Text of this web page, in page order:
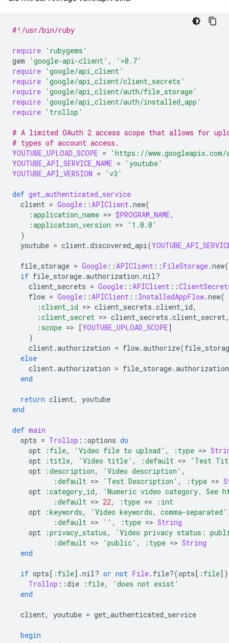
#!/usr/bin/ruby
require 'rubygems'
gem
'google-api-client' ,
'>0.7'
require 'google/api_client'
require 'google/api_client/client_secrets'
require 'google/api_client/auth/file_storage'
require 'google/api_client/auth/installed_app'
require 'trollop'
# A limited OAuth 2 access scope that allows for
# types of account access.
YOUTUBE_UPLOAD_SCOPE =
'https://
YOUTUBE_API_SERVICE_NAME =
'youtube'
YOUTUBE_API_VERSION = 'v3'
def get_authenticated_service
client = Google ::APIClient.new(
:application_name => $PROGRAM_NAME,
:application_version =>
'1.0.0'
)
youtube = client.discovered_api(
file_storage = Google ::APIClient :: FileStorage.new(
if file_storage.authorization .nil?
client_secrets = Google ::APIClient ::
flow = Google ::APIClient :: InstalledAppFlow.new(
:client_id => client_secrets .client_id,
:client_secret => client_secrets .client_secret,
:scope => [YOUTUBE_UPLOAD_SCOPE]
)
client.authorization = flow.authorize(
else
client.authorization = file_storage.authorization
end
return client,
youtube
end
def main
opts = Trollop ::options do
opt
:file, 'Video file to upload' , :type =>
opt
:title, 'Video title' , :default =>
'Test
opt
:description, 'Video description' ,
:default => 'Test Description' , :type =>
opt
:category_id,
'Numeric video category. See
:default => 22, :type =>
:int
opt
:keywords, 'Video keywords, comma-separated'
:default => '' , :type => String
opt
:privacy_status,
'Video privacy status:
:default => 'public' , :type => String
end
if opts[ :file].nil? or not File. file?(opts[ :file] )
Trollop ::die :file,
'does not exist'
end
client, youtube = get_authenticated_service
begin